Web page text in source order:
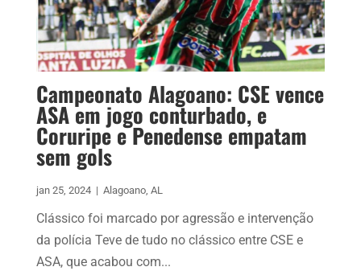
Campeonato Alagoano: CSE vence
ASA em jogo conturbado, e
Coruripe e Penedense empatam
sem gols
jan 25, 2024 | Alagoano, AL
Clássico foi marcado por agressão e intervenção
da polícia Teve de tudo no clássico entre CSE e
ASA, que acabou com...